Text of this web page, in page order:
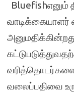
Bluefishஎனும்
வாடிக்கையாளர்
வலைப்பதிவை